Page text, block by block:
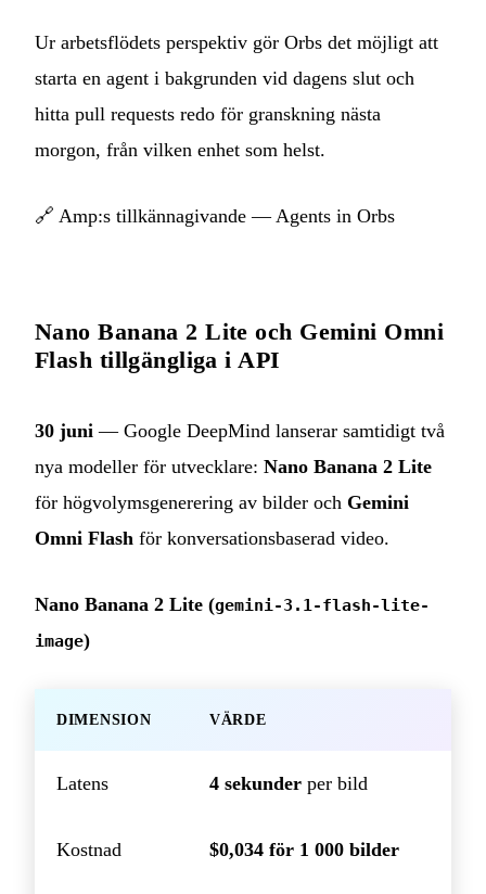
Ur arbetsflödets perspektiv gör Orbs det möjligt att
starta en agent i bakgrunden vid dagens slut och
hitta pull requests redo för granskning nästa
morgon, från vilken enhet som helst.
🔗 Amp:s tillkännagivande — Agents in Orbs
Nano Banana 2 Lite och Gemini Omni
Flash tillgängliga i API
30 juni — Google DeepMind lanserar samtidigt två
nya modeller för utvecklare: Nano Banana 2 Lite
för högvolymsgenerering av bilder och Gemini
Omni Flash för konversationsbaserad video.
Nano Banana 2 Lite (gemini-3.1-flash-lite-
image)
DIMENSION VÄRDE
Latens 4 sekunder per bild
Kostnad $0,034 för 1 000 bilder